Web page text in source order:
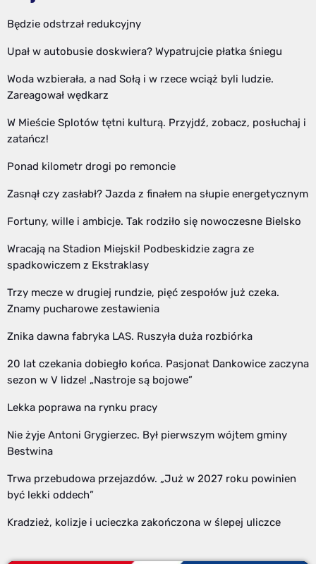
Będzie odstrzał redukcyjny
Upał w autobusie doskwiera? Wypatrujcie płatka śniegu
Woda wzbierała, a nad Sołą i w rzece wciąż byli ludzie.
Zareagował wędkarz
W Mieście Splotów tętni kulturą. Przyjdź, zobacz, posłuchaj i
zatańcz!
Ponad kilometr drogi po remoncie
Zasnął czy zasłabł? Jazda z finałem na słupie energetycznym
Fortuny, wille i ambicje. Tak rodziło się nowoczesne Bielsko
Wracają na Stadion Miejski! Podbeskidzie zagra ze
spadkowiczem z Ekstraklasy
Trzy mecze w drugiej rundzie, pięć zespołów już czeka.
Znamy pucharowe zestawienia
Znika dawna fabryka LAS. Ruszyła duża rozbiórka
20 lat czekania dobiegło końca. Pasjonat Dankowice zaczyna
sezon w V lidze! „Nastroje są bojowe”
Lekka poprawa na rynku pracy
Nie żyje Antoni Grygierzec. Był pierwszym wójtem gminy
Bestwina
Trwa przebudowa przejazdów. „Już w 2027 roku powinien
być lekki oddech”
Kradzież, kolizje i ucieczka zakończona w ślepej uliczce